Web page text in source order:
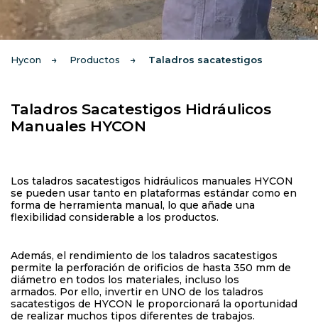
Hycon Productos Taladros sacatestigos
Taladros Sacatestigos Hidráulicos
Manuales HYCON
Los taladros sacatestigos hidráulicos manuales HYCON
se pueden usar tanto en plataformas estándar como en
forma de herramienta manual, lo que añade una
flexibilidad considerable a los productos.
Además, el rendimiento de los taladros sacatestigos
permite la perforación de orificios de hasta 350 mm de
diámetro en todos los materiales, incluso los
armados. Por ello, invertir en UNO de los taladros
sacatestigos de HYCON le proporcionará la oportunidad
de realizar muchos tipos diferentes de trabajos.